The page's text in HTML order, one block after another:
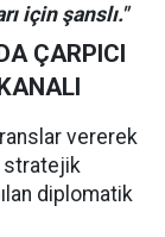
için şanslı."
ÇARPICI
vererek
stratejik
diplomatik